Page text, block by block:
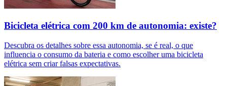
Bicicleta elétrica com 200 km de autonomia: existe?
Descubra os detalhes sobre essa autonomia, se é real, o que
influencia o consumo da bateria e como escolher uma bicicleta
elétrica sem criar falsas expectativas.